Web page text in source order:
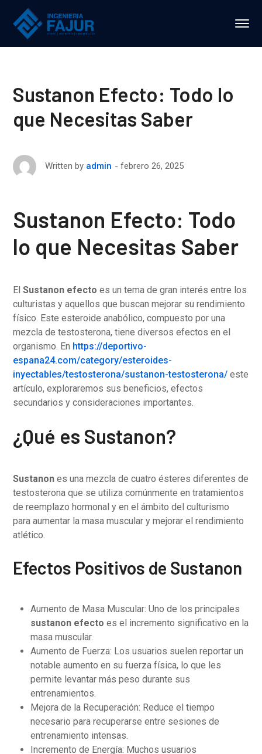
Sustanon Efecto: Todo lo
que Necesitas Saber
Written by admin febrero 26, 2025
Sustanon Efecto: Todo
lo que Necesitas Saber
ElSustanon efecto es un tema de gran interés entre los
culturistas y aquellos que buscan mejorar su rendimiento
físico. Este esteroide anabólico, compuesto por una
mezcla de testosterona, tiene diversos efectos en el
organismo. En https://deportivo-
espana24.com/category/esteroides-
inyectables/testosterona/sustanon-testosterona/ este
artículo, exploraremos sus beneficios, efectos
secundarios y consideraciones importantes.
¿Qué es Sustanon?
Sustanon es una mezcla de cuatro ésteres diferentes de
testosterona que se utiliza comúnmente en tratamientos
de reemplazo hormonal y en el ámbito del culturismo
para aumentar la masa muscular y mejorar el rendimiento
atlético.
Efectos Positivos de Sustanon
Aumento de Masa Muscular: Uno de los principales
sustanon efecto es el incremento significativo en la
masa muscular.
Aumento de Fuerza: Los usuarios suelen reportar un
notable aumento en su fuerza física, lo que les
permite levantar más peso durante sus
entrenamientos.
Mejora de la Recuperación: Reduce el tiempo
necesario para recuperarse entre sesiones de
entrenamiento intensas.
Incremento de Energía: Muchos usuarios